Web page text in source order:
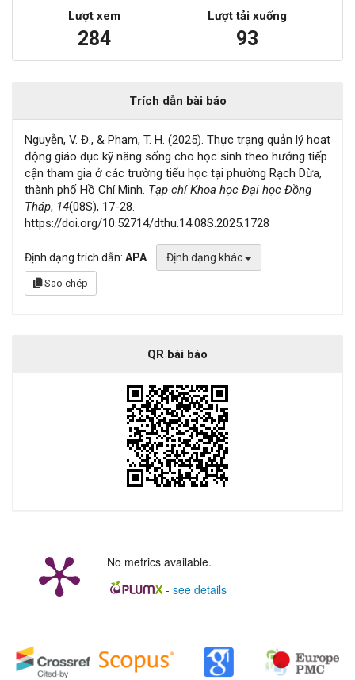
Lượt xem
284
Lượt tải xuống
93
Trích dẫn bài báo
Nguyễn, V. Đ., & Phạm, T. H. (2025). Thực trạng quản lý hoạt
động giáo dục kỹ năng sống cho học sinh theo hướng tiếp
cận tham gia ở các trường tiểu học tại phường Rạch Dừa,
thành phố Hồ Chí Minh. Tạp chí Khoa học Đại học Đồng
Tháp, 14(08S), 17-28.
https://doi.org/10.52714/dthu.14.08S.2025.1728
Định dạng trích dẫn: APA Định dạng khác
Sao chép
QR bài báo
No metrics available.
- see details